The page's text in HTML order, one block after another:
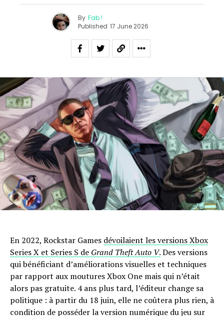
By Fab !
Published 17 June 2026
En 2022, Rockstar Games dévoilaient les versions Xbox
Series X et Series S de Grand Theft Auto V.Des versions
qui bénéficiant d’améliorations visuelles et techniques
par rapport aux moutures Xbox One mais qui n’était
alors pas gratuite. 4 ans plus tard, l’éditeur change sa
politique : à partir du 18 juin, elle ne coûtera plus rien, à
condition de posséder la version numérique du jeu sur